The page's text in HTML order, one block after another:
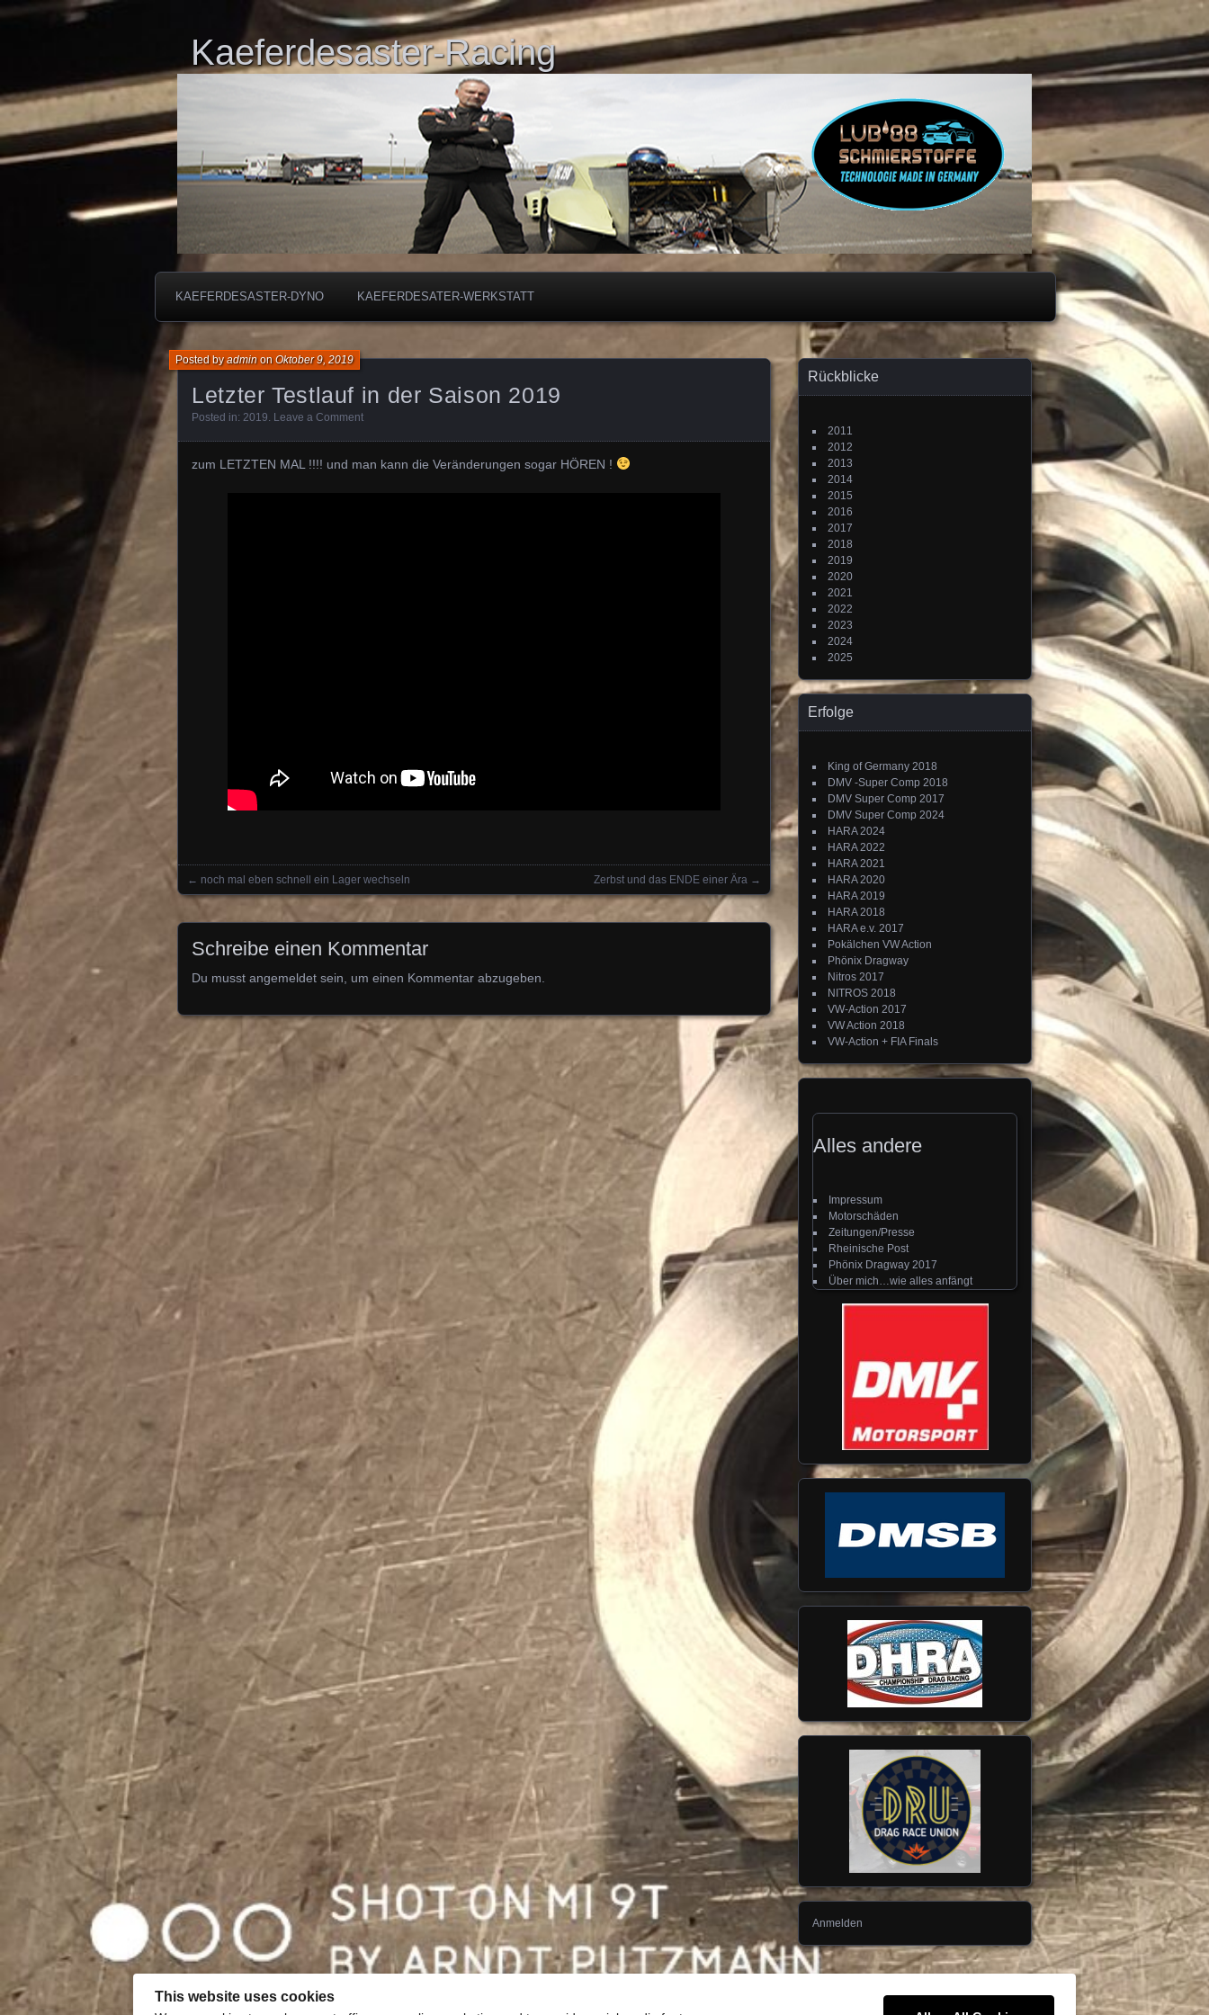
Kaeferdesaster-Racing
KAEFERDESASTER-DYNO KAEFERDESATER-WERKSTATT
Letzter Testlauf in der Saison 2019
Posted byadminonOktober 9, 2019
Posted in: 2019. Leave a Comment
zum LETZTEN MAL !!!! und man kann die Veränderungen sogar HÖREN !
Posts navigation
← noch mal eben schnell ein Lager wechseln Zerbst und das ENDE einer Ära →
Schreibe einen Kommentar
Du musst angemeldet sein, um einen Kommentar abzugeben.
Rückblicke
2011
2012
2013
2014
2015
2016
2017
2018
2019
2020
2021
2022
2023
2024
2025
Erfolge
King of Germany 2018
DMV -Super Comp 2018
DMV Super Comp 2017
DMV Super Comp 2024
HARA 2024
HARA 2022
HARA 2021
HARA 2020
HARA 2019
HARA 2018
HARA e.v. 2017
Pokälchen VW Action
Phönix Dragway
Nitros 2017
NITROS 2018
VW-Action 2017
VW Action 2018
VW-Action + FIA Finals
Alles andere
Impressum
Motorschäden
Zeitungen/Presse
Rheinische Post
Phönix Dragway 2017
Über mich…wie alles anfängt
Anmelden
This website uses cookies